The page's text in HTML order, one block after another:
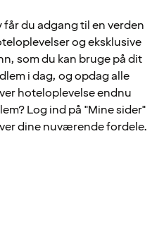
du adgang til en verden
og eksklusive
som du kan bruge på dit
i dag, og opdag alle
hoteloplevelse endnu
Log ind på "Mine sider"
dine nuværende fordele.